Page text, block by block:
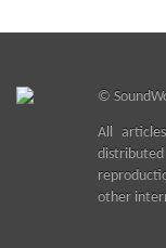
©
All
other